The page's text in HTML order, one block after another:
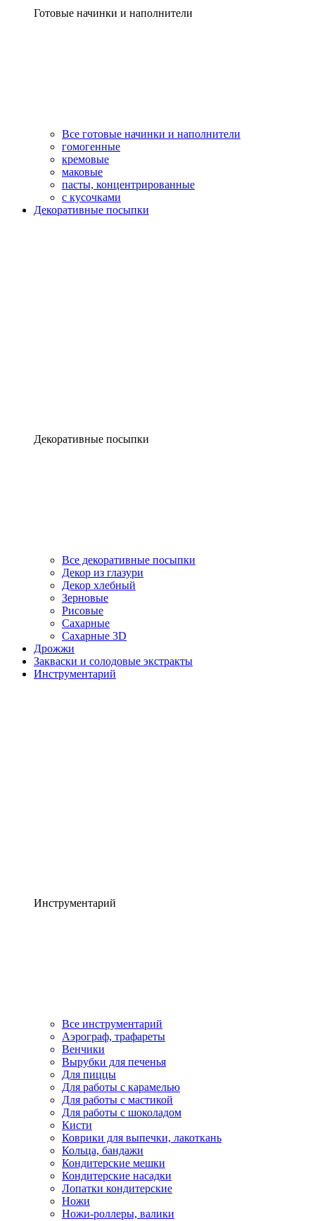
Готовые начинки и наполнители
Все готовые начинки и наполнители
гомогенные
кремовые
маковые
пасты, концентрированные
с кусочками
Декоративные посыпки
Декоративные посыпки
Все декоративные посыпки
Декор из глазури
Декор хлебный
Зерновые
Рисовые
Сахарные
Сахарные 3D
Дрожжи
Закваски и солодовые экстракты
Инструментарий
Инструментарий
Все инструментарий
Аэрограф, трафареты
Венчики
Вырубки для печенья
Для пиццы
Для работы с карамелью
Для работы с мастикой
Для работы с шоколадом
Кисти
Коврики для выпечки, лакоткань
Кольца, бандажи
Кондитерские мешки
Кондитерские насадки
Лопатки кондитерские
Ножи
Ножи-роллеры, валики